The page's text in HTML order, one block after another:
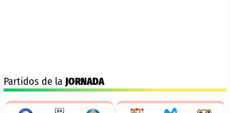
Partidos de la JORNADA